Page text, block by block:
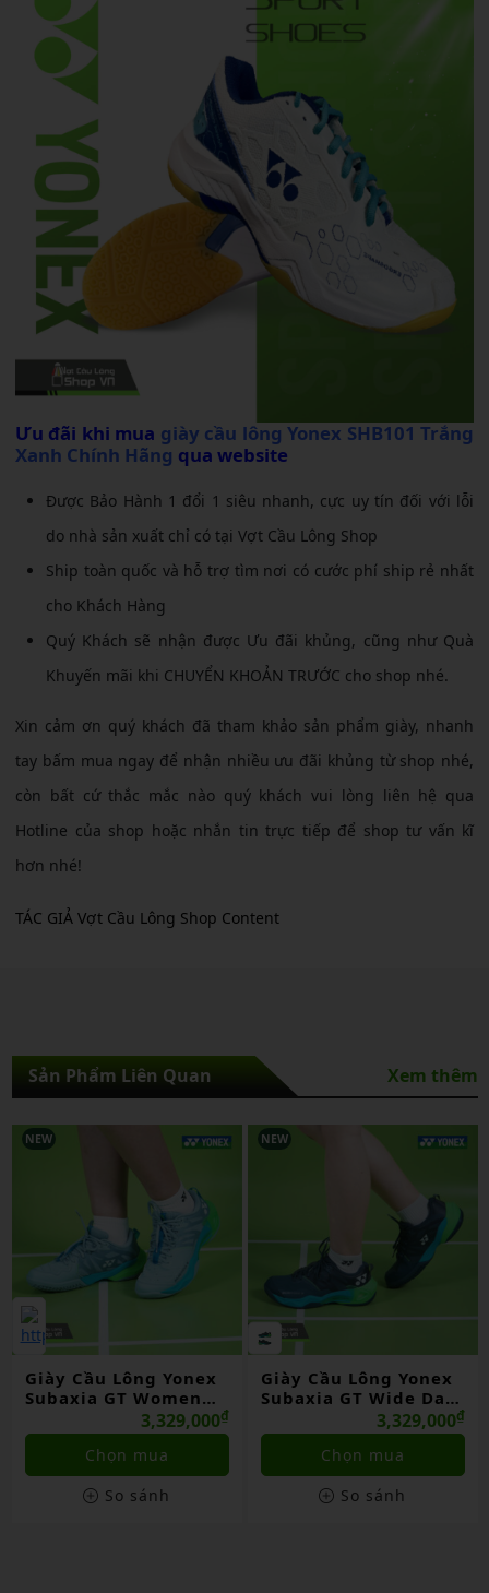
Ưu đãi khi mua giày cầu lông Yonex SHB101 Trắng
Xanh Chính Hãng qua website
Được Bảo Hành 1 đổi 1 siêu nhanh, cực uy tín đối với lỗi
do nhà sản xuất chỉ có tại Vợt Cầu Lông Shop
Ship toàn quốc và hỗ trợ tìm nơi có cước phí ship rẻ nhất
cho Khách Hàng
Quý Khách sẽ nhận được Ưu đãi khủng, cũng như Quà
Khuyến mãi khi CHUYỂN KHOẢN TRƯỚC cho shop nhé.
Xin cảm ơn quý khách đã tham khảo sản phẩm giày, nhanh
tay bấm mua ngay để nhận nhiều ưu đãi khủng từ shop nhé,
còn bất cứ thắc mắc nào quý khách vui lòng liên hệ qua
Hotline của shop hoặc nhắn tin trực tiếp để shop tư vấn kĩ
hơn nhé!
TÁC GIẢ Vợt Cầu Lông Shop Content
Sản Phẩm Liên Quan Xem thêm
NEW
Giày Cầu Lông Yonex
Subaxia GT Women
Grayish Green Chính
Hãng
3,329,000₫
Chọn mua
So sánh
NEW
Giày Cầu Lông Yonex
Subaxia GT Wide Dark
Green Chính Hãng
3,329,000₫
Chọn mua
So sánh